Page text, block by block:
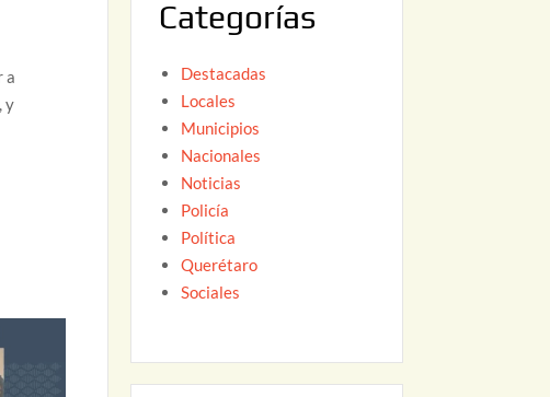
a
y
2
Categorías
Destacadas
Locales
Municipios
Nacionales
Noticias
Policía
Política
Querétaro
Sociales